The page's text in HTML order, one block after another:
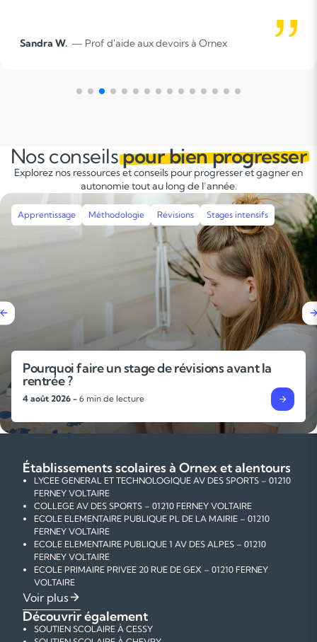
Erika L. — Prof d'AIDE AUX DEVOIRS à St Denis En Bugey
Nos conseilspour bien progresser
Explorez nos ressources et conseils pour progresser et gagner en
autonomie tout au long de l’année.
Apprentissage Méthodologie
L’importance des gammes et des exercices
techniques pour progresser en musique
31 juillet 2026 -6 min de lecture
Établissements scolaires à Ornex et alentours
LYCEE GENERAL ET TECHNOLOGIQUE AV DES SPORTS – 01210
FERNEY VOLTAIRE
COLLEGE AV DES SPORTS – 01210 FERNEY VOLTAIRE
ECOLE ELEMENTAIRE PUBLIQUE PL DE LA MAIRIE – 01210
FERNEY VOLTAIRE
ECOLE ELEMENTAIRE PUBLIQUE 1 AV DES ALPES – 01210
FERNEY VOLTAIRE
ECOLE PRIMAIRE PRIVEE 20 RUE DE GEX – 01210 FERNEY
VOLTAIRE
ECOLE MATERNELLE PUBLIQUE 3 AV DES ALPES – 01210
FERNEY VOLTAIRE
ECOLE MATERNELLE PUBLIQUE AV VOLTAIRE – 01210 FERNEY
VOLTAIRE
Voir plus
Découvrir également
SOUTIEN SCOLAIRE À CESSY